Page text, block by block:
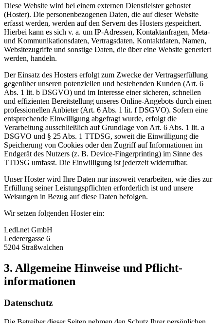
Diese Website wird bei einem externen Dienstleister gehostet
(Hoster). Die personenbezogenen Daten, die auf dieser Website
erfasst werden, werden auf den Servern des Hosters gespeichert.
Hierbei kann es sich v. a. um IP-Adressen, Kontaktanfragen, Meta-
und Kommunikationsdaten, Vertragsdaten, Kontaktdaten, Namen,
Websitezugriffe und sonstige Daten, die über eine Website generiert
werden, handeln.
Der Einsatz des Hosters erfolgt zum Zwecke der Vertragserfüllung
gegenüber unseren potenziellen und bestehenden Kunden (Art. 6
Abs. 1 lit. b DSGVO) und im Interesse einer sicheren, schnellen
und effizienten Bereitstellung unseres Online-Angebots durch einen
professionellen Anbieter (Art. 6 Abs. 1 lit. f DSGVO). Sofern eine
entsprechende Einwilligung abgefragt wurde, erfolgt die
Verarbeitung ausschließlich auf Grundlage von Art. 6 Abs. 1 lit. a
DSGVO und § 25 Abs. 1 TTDSG, soweit die Einwilligung die
Speicherung von Cookies oder den Zugriff auf Informationen im
Endgerät des Nutzers (z. B. Device-Fingerprinting) im Sinne des
TTDSG umfasst. Die Einwilligung ist jederzeit widerrufbar.
Unser Hoster wird Ihre Daten nur insoweit verarbeiten, wie dies zur
Erfüllung seiner Leistungspflichten erforderlich ist und unsere
Weisungen in Bezug auf diese Daten befolgen.
Wir setzen folgenden Hoster ein:
Ledl.net GmbH
Lederergasse 6
5204 Straßwalchen
3. Allgemeine Hinweise und Pflicht­
informationen
Datenschutz